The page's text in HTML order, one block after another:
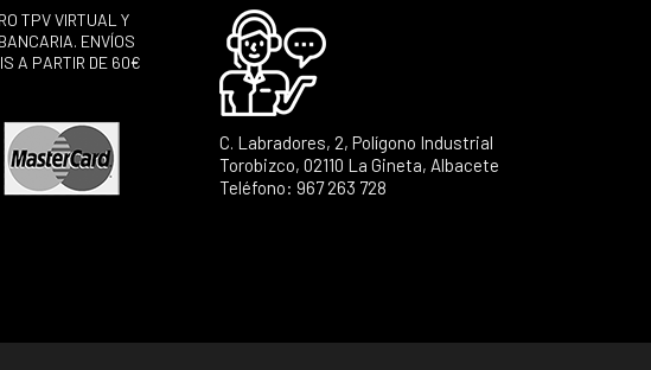
TPV VIRTUAL Y
ENVÍOS
A PARTIR DE 60€
C. Labradores, 2, Polígono Industrial
Torobizco, 02110 La Gineta, Albacete
Teléfono: 967 263 728